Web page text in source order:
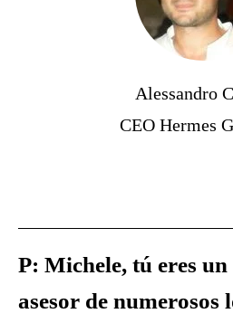
Alessandro
CEO Hermes
P: Michele, tú eres
asesor de numerosos